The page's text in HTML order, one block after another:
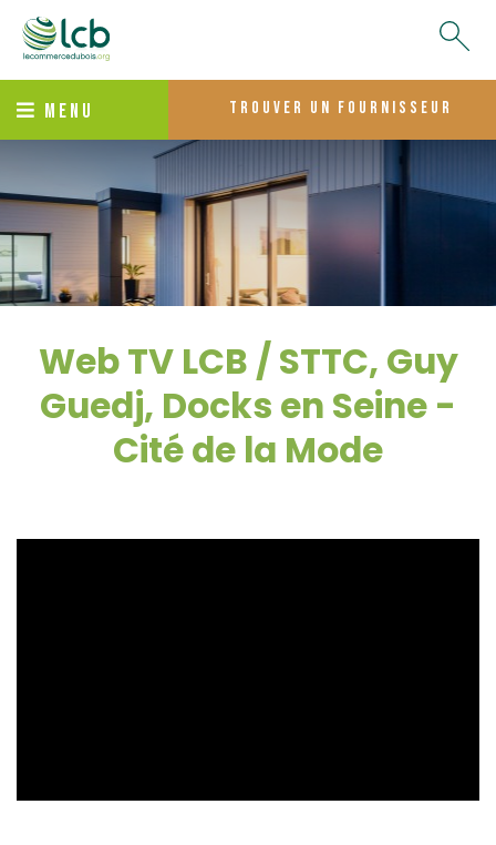
MENU trouver un fournisseur
Web TV LCB / STTC, Guy
Guedj, Docks en Seine -
Cité de la Mode